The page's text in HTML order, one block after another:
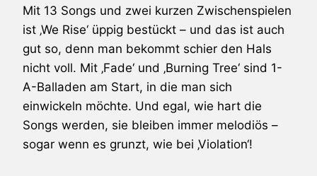
Mit 13 Songs und zwei kurzen Zwischenspielen
ist ‚We Rise‘ üppig bestückt – und das ist auch
gut so, denn man bekommt schier den Hals
nicht voll. Mit ‚Fade‘ und ‚Burning Tree‘ sind 1-
A-Balladen am Start, in die man sich
einwickeln möchte. Und egal, wie hart die
Songs werden, sie bleiben immer melodiös –
sogar wenn es grunzt, wie bei ‚Violation‘!